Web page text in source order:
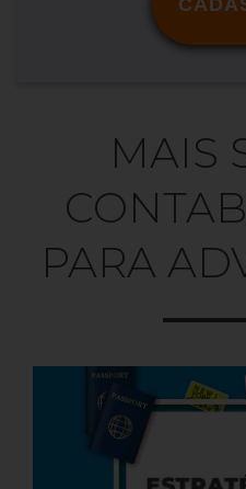
MAIS
PARA